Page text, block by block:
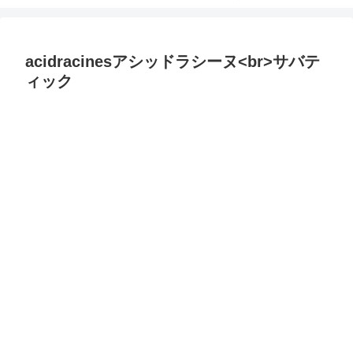
acidracinesアシッドラシーヌ<br>サバテ
ィック